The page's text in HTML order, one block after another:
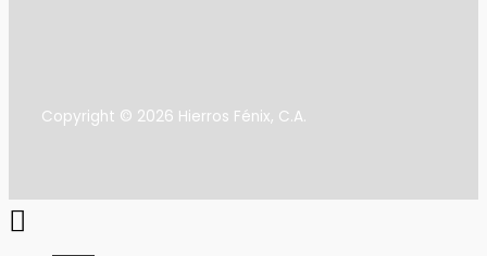
Copyright © 2026 Hierros Fénix, C.A.